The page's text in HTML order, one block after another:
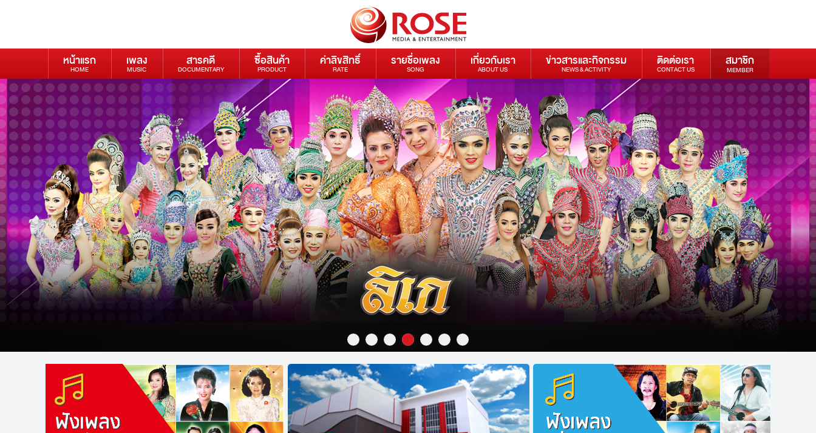
หน้าแรก
HOME
เพลง
MUSIC
สารคดี
DOCUMENTARY
ซื้อสินค้า
PRODUCT
ค่าลิขสิทธิ์
RATE
รายชื่อเพลง
SONG
เกี่ยวกับเรา
ABOUT US
ข่าวสารและกิจกรรม
NEWS & ACTIVITY
ติดต่อเรา
CONTACT US
สมาชิก
MEMBER